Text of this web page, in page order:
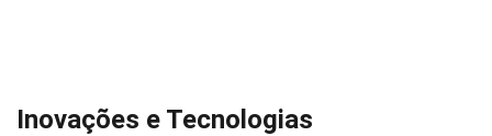
Inovações e Tecnologias